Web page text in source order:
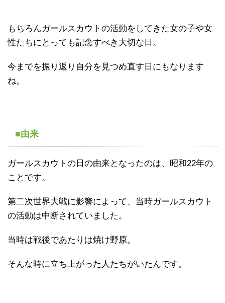
もちろんガールスカウトの活動をしてきた女の子や女
性たちにとっても記念すべき大切な日。
今までを振り返り自分を見つめ直す日にもなります
ね。
■由来
ガールスカウトの日の由来となったのは、昭和22年の
ことです。
第二次世界大戦に影響によって、当時ガールスカウト
の活動は中断されていました。
当時は戦後であたりは焼け野原。
そんな時に立ち上がった人たちがいたんです。